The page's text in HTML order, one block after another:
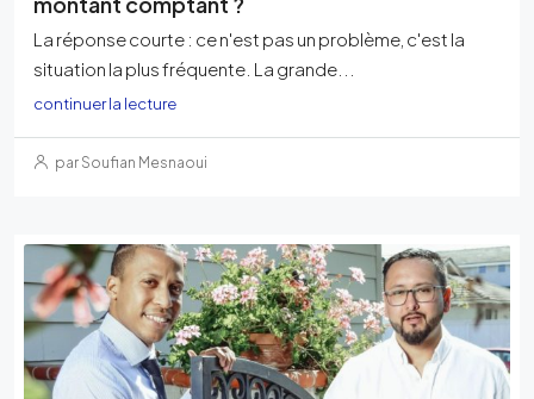
La réponse courte : ce n'est pas un problème, c'est la
situation la plus fréquente. La grande...
continuer la lecture
par Soufian Mesnaoui